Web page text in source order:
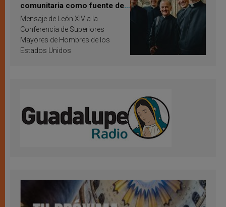
comunitaria como fuente de
inspiración y santificación
Mensaje de León XIV a la
Conferencia de Superiores
Mayores de Hombres de los
Estados Unidos